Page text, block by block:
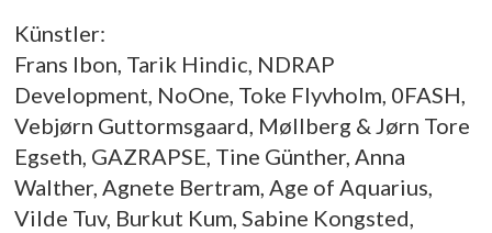
Künstler:
Frans Ibon, Tarik Hindic, NDRAP
Development, NoOne, Toke Flyvholm, 0FASH,
Vebjørn Guttormsgaard, Møllberg & Jørn Tore
Egseth, GAZRAPSE, Tine Günther, Anna
Walther, Agnete Bertram, Age of Aquarius,
Vilde Tuv, Burkut Kum, Sabine Kongsted,